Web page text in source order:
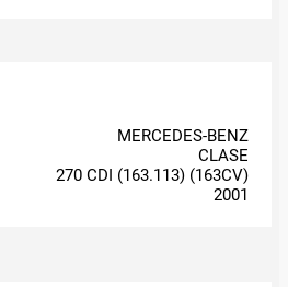
MERCEDES-BENZ
CLASE
270 CDI (163.113) (163CV)
2001